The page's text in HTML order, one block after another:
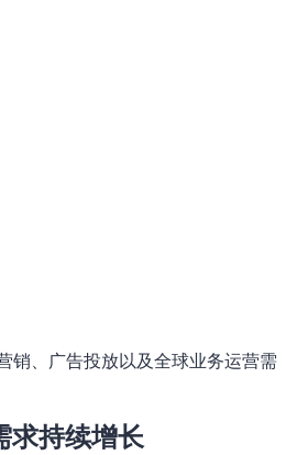
销、广告投放以及全球业务运营需
求持续增长